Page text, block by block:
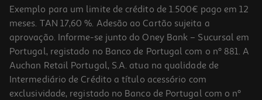
-25%
Exemplo para um limite de crédito de 1.500€ pago em 12
meses. TAN 17,60 %. Adesão ao Cartão sujeita a
aprovação. Informe-se junto do Oney Bank – Sucursal em
Portugal, registado no Banco de Portugal com o nº 881. A
Auchan Retail Portugal, S.A. atua na qualidade de
Intermediário de Crédito a título acessório com
exclusividade, registado no Banco de Portugal com o nº